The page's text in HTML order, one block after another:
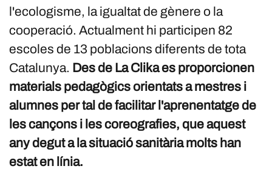
l'ecologisme, la igualtat de gènere o la
cooperació. Actualment hi participen 82
escoles de 13 poblacions diferents de tota
Catalunya. Des de La Clika es proporcionen
materials pedagògics orientats a mestres i
alumnes per tal de facilitar l'aprenentatge de
les cançons i les coreografies, que aquest
any degut a la situació sanitària molts han
estat en línia.